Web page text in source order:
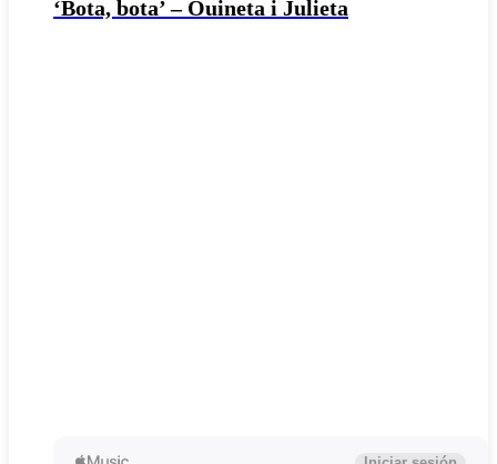
‘Bota, bota’ – Ouineta i Julieta